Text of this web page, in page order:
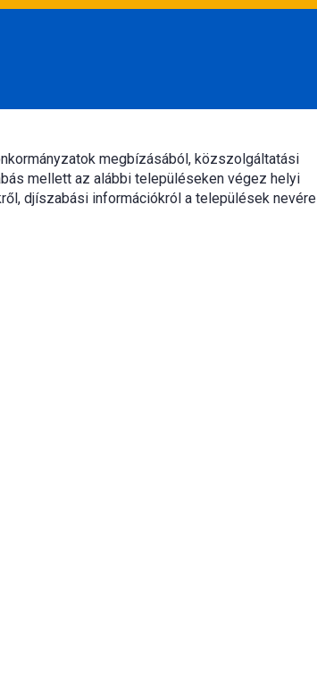
megbízásából, közszolgáltatási
mellett az alábbi településeken végez helyi
djíszabási információkról a települések nevére